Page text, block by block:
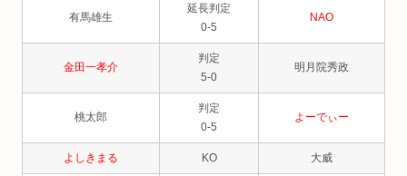
有馬雄生
延長判定
0-5
NAO
金田一孝介
判定
5-0
明月院秀政
桃太郎
判定
0-5
よーでぃー
よしきまる KO 大威